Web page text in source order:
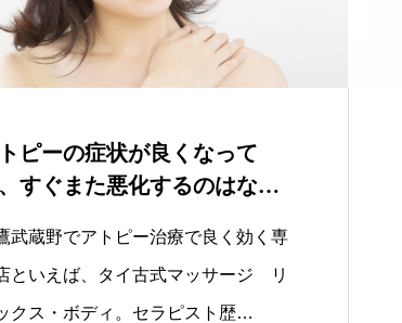
ピーの症状が良くなって
すぐまた悪化するのはなぜ
武蔵野でアトピー治療で良く効く専
といえば、タイ古式マッサージ リ
クス・ボディ。セラピスト歴…